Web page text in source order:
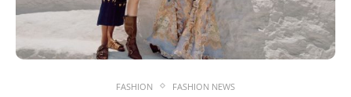
FASHION FASHION NEWS